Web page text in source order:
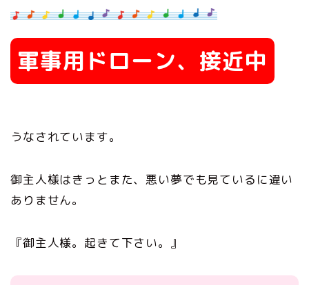
軍事用ドローン、接近中
うなされています。
御主人様はきっとまた、悪い夢でも見ているに違い
ありません。
『御主人様。起きて下さい。』